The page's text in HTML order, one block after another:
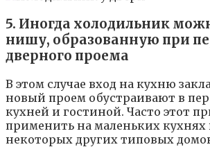
5. Иногда холодильник
нишу, образованную при
дверного проема
В этом случае вход на кухню
новый проем обустраивают в
кухней и гостиной. Часто этот
применить на маленьких кухнях
некоторых других типовых